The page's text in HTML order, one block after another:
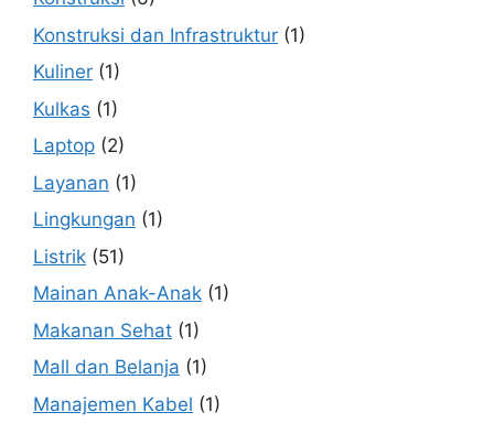
Konstruksi dan Infrastruktur (1)
Kuliner (1)
Kulkas (1)
Laptop (2)
Layanan (1)
Lingkungan (1)
Listrik (51)
Mainan Anak-Anak (1)
Makanan Sehat (1)
Mall dan Belanja (1)
Manajemen Kabel (1)